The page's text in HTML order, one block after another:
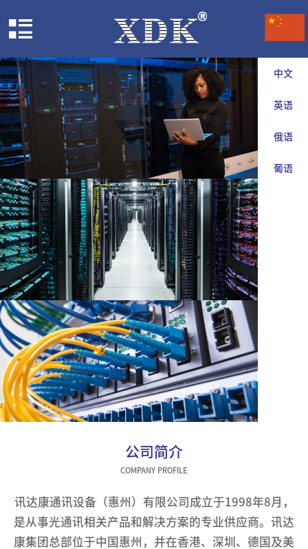
中文
英语
俄语
葡语
公司简介
COMPANY PROFILE
讯达康通讯设备（惠州）有限公司成立于1998年8月，
是从事光通讯相关产品和解决方案的专业供应商。讯达
康集团总部位于中国惠州，并在香港、深圳、德国及美